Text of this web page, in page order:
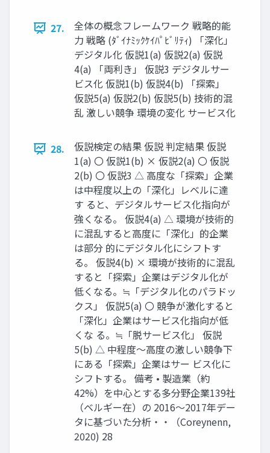
27.
全体の概念フレームワーク 戦略的能
力 戦略 (ﾀﾞｲﾅﾐｯｸｹｲﾊﾟﾋﾞﾘﾃｨ) 「深化」
デジタル化 仮説1(a) 仮説2(a) 仮説
4(a) 「両利き」 仮説3 デジタルサー
ビス化 仮説1(b) 仮説4(b) 「探索」
仮説5(a) 仮説2(b) 仮説5(b) 技術的混
乱 激しい競争 環境の変化 サービス化
28.
仮説検定の結果 仮説 判定結果 仮説
1(a) 〇 仮説1(b) × 仮説2(a) 〇 仮説
2(b) 〇 仮説3 △ 高度な「探索」企業
は中程度以上の「深化」レベルに達
す ると、デジタルサービス化指向が
強くなる。 仮説4(a) △ 環境が技術的
に混乱すると高度に「深化」的企業
は部分 的にデジタル化にシフトす
る。 仮説4(b) × 環境が技術的に混乱
すると「探索」企業はデジタル化が
低くなる。≒「デジタル化のパラドッ
クス」 仮説5(a) 〇 競争が激化すると
「深化」企業はサービス化指向が低
くな る。≒「脱サービス化」 仮説
5(b) △ 中程度～高度の激しい競争下
にある「探索」企業はサー ビス化に
シフトする。 備考 • 製造業（約
42%）を中心とする多分野企業139社
（ベルギー在）の 2016～2017年デー
タに基づいた分析・・（Coreynenn,
2020) 28